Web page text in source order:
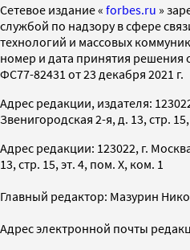
Cетевое издание « forbes.ru »
службой по надзору в сфере
технологий и массовых
номер и дата принятия решения
ФС77-82431 от 23 декабря 2021 г.
Адрес редакции, издателя:
Звенигородская 2-я, д. 13, стр.
Адрес редакции: 123022, г.
13, стр. 15, эт. 4, пом. X, ком. 1
Главный редактор: Мазурин
Адрес электронной почты